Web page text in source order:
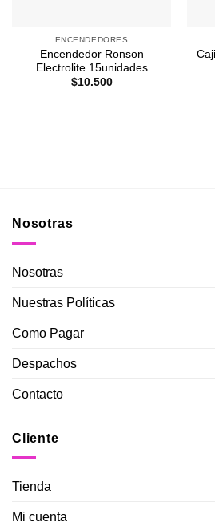
ENCENDEDORES
Encendedor Ronson
Electrolite 15unidades
$10.500
Nosotras
Nosotras
Nuestras Políticas
Como Pagar
Despachos
Contacto
Cliente
Tienda
Mi cuenta